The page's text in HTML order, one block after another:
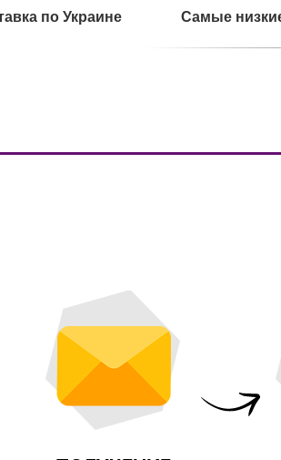
по Украине Самые
ассортимент Безопасно
меняет
интерьер
Дома и на